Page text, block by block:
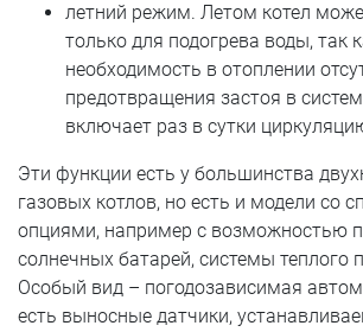
летний режим. Летом котел
только для подогрева воды, так
необходимость в отоплении
предотвращения застоя в
включает раз в сутки
Эти функции есть у большинства
газовых котлов, но есть и модели со
опциями, например с возможностью
солнечных батарей, системы теплого
Особый вид – погодозависимая
есть выносные датчики,